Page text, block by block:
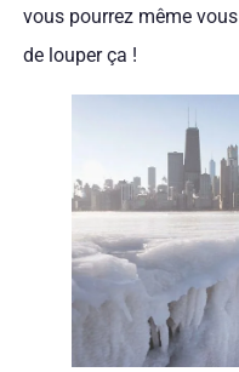
vous pourrez même
de louper ça !